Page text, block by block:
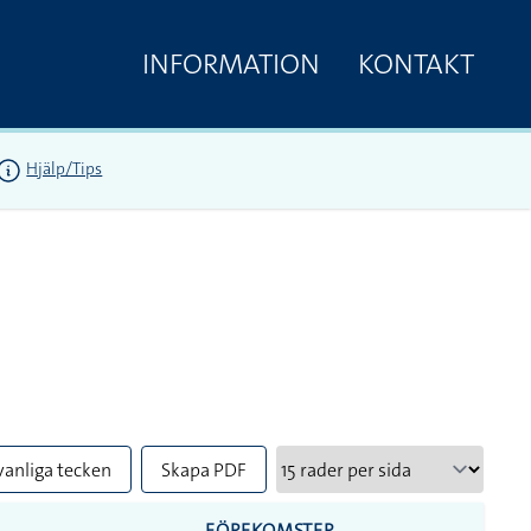
INFORMATION KONTAKT
Hjälp/Tips
tecken Skapa PDF